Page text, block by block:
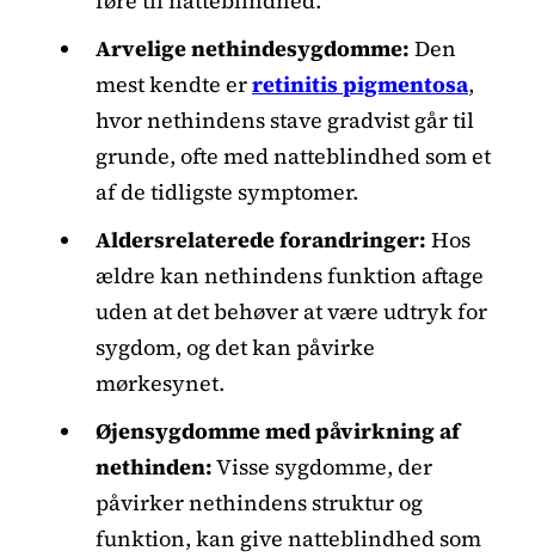
Arvelige nethindesygdomme: Den
mest kendte erretinitis pigmentosa,
hvor nethindens stave gradvist går til
grunde, ofte med natteblindhed som et
af de tidligste symptomer.
Aldersrelaterede forandringer: Hos
ældre kan nethindens funktion aftage
uden at det behøver at være udtryk for
sygdom, og det kan påvirke
mørkesynet.
Øjensygdomme med påvirkning af
nethinden:Visse sygdomme, der
påvirker nethindens struktur og
funktion, kan give natteblindhed som